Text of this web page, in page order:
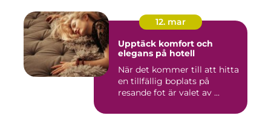
12. mar
Upptäck komfort och
elegans på hotell
När det kommer till att hitta
en tillfällig boplats på
resande fot är valet av ...